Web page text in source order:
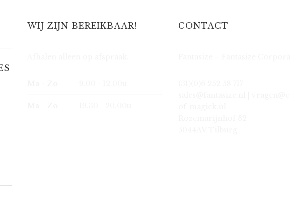
WIJ ZIJN BEREIKBAAR! CONTACT